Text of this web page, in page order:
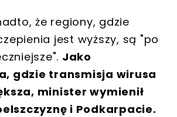
że regiony, gdzie
jest wyższy, są "po
Jako
gdzie transmisja wirusa
minister wymienił
i Podkarpacie.